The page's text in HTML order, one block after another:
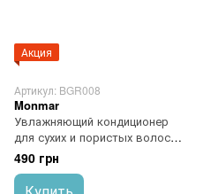
Акция
Артикул: BGR008
Monmar
Увлажняющий кондиционер
для сухих и пористых волос
Brazil Gold Home Care Aqua
Shimmer Conditioner 300 мл
490 грн